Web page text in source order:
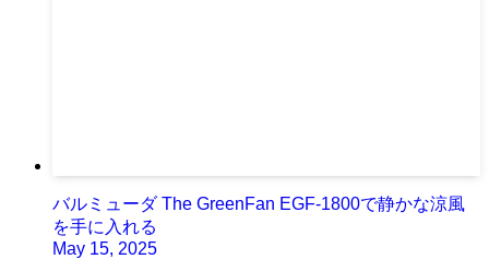
バルミューダ The GreenFan EGF-1800で静かな涼風
を手に入れる
May 15, 2025